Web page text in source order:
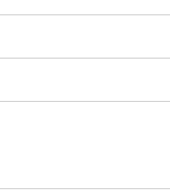
国有资产交易公告